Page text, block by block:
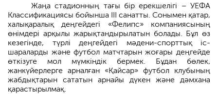
Жаңа стадионның тағы бір ерекшелігі – УЕФА
Классификациясы бойынша ІІІ санатты. Сонымен қатар,
халықаралық деңгейдегі «Фелипс» компаниясының
өнімдері арқылы жарықтандырылатын болады. Бұл өз
кезегінде, түрлі деңгейдегі мәдени-спорттық іс-
шараларды және футбол матчтарын жоғары деңгейде
өткізуге мол мүмкіндік бермек. Бұдан бөлек,
жанкүйерлерге арналған «Қайсар» футбол клубының
жабдықтарын сататын арнайы дүкен және дәмхана
қарастырылмақ.